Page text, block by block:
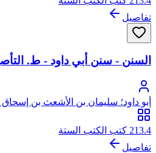
تفاصيل
السنن - سنن أبي داود - ط.
أبو داود؛ سليمان بن الأشعث بن
أبو داود
213.4 كتب الكتب الستة
تفاصيل